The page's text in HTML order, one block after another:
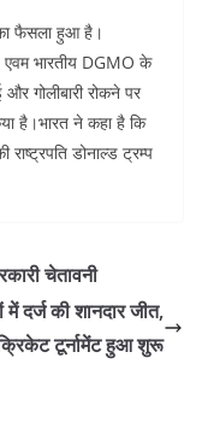
फैसला हुआ है।
भारतीय DGMO के
और गोलीबारी रोकने पर
है।भारत ने कहा है कि
डोनाल्ड ट्रम्प
चेतावनी
दर्ज की शानदार जीत,
टूर्नामेंट हुआ शुरू